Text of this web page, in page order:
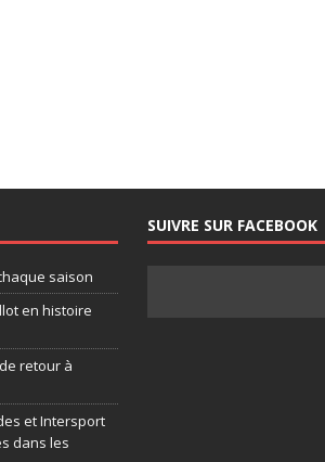
saison
en histoire
retour à
et Intersport
dans les
SUIVRE SUR FACEBOOK